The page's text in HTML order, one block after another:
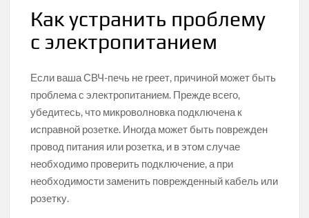
Как устранить проблему
с электропитанием
Если ваша СВЧ-печь не греет, причиной может быть
проблема с электропитанием. Прежде всего,
убедитесь, что микроволновка подключена к
исправной розетке. Иногда может быть поврежден
провод питания или розетка, и в этом случае
необходимо проверить подключение, а при
необходимости заменить поврежденный кабель или
розетку.